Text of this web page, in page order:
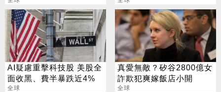
AI疑慮重擊科技股 美股全
面收黑、費半暴跌近4%
全球
真愛無敵？矽谷2800億女
詐欺犯爽嫁飯店小開
全球